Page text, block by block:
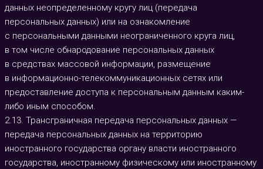
данных неопределенному кругу лиц (передача
персональных данных) или на ознакомление
с персональными данными неограниченного круга лиц,
в том числе обнародование персональных данных
в средствах массовой информации, размещение
в информационно-телекоммуникационных сетях или
предоставление доступа к персональным данным каким-
либо иным способом.
2.13. Трансграничная передача персональных данных —
передача персональных данных на территорию
иностранного государства органу власти иностранного
государства, иностранному физическому или иностранному